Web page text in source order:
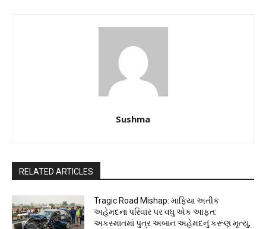
Sushma
RELATED ARTICLES
Tragic Road Mishap: માફિયા અતીક
અહેમદના પરિવાર પર વધુ એક આફત:
અકસ્માતમાં પુત્ર અબાન અહેમદનું કરૂણ મૃત્યુ,